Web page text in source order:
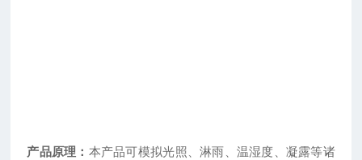
产品原理： 本产品可模拟光照、淋雨、温湿度、凝露等诸